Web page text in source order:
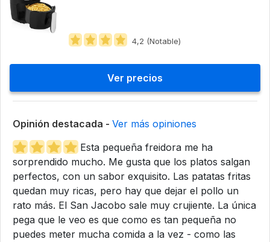
4,2 (Notable)
Ver precios
Opinión destacada - Ver más opiniones
Esta pequeña freidora me ha
sorprendido mucho. Me gusta que los platos salgan
perfectos, con un sabor exquisito. Las patatas fritas
quedan muy ricas, pero hay que dejar el pollo un
rato más. El San Jacobo sale muy crujiente. La única
pega que le veo es que como es tan pequeña no
puedes meter mucha comida a la vez - como las